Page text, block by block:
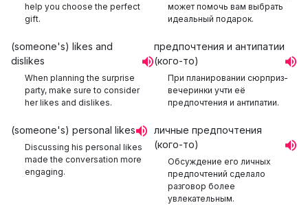
help you choose the perfect
gift.
может помочь вам выбрать
идеальный подарок.
(someone's) likes and
dislikes
When planning the surprise
party, make sure to consider
her likes and dislikes.
предпочтения и антипатии
(кого-то)
При планировании сюрприз-
вечеринки учти её
предпочтения и антипатии.
(someone's) personal likes
Discussing his personal likes
made the conversation more
engaging.
личные предпочтения
(кого-то)
Обсуждение его личных
предпочтений сделало
разговор более
увлекательным.